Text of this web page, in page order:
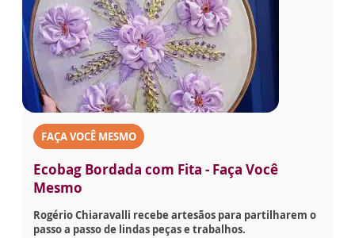
FAÇA VOCÊ MESMO
Ecobag Bordada com Fita - Faça Você
Mesmo
Rogério Chiaravalli recebe artesãos para partilharem o
passo a passo de lindas peças e trabalhos.